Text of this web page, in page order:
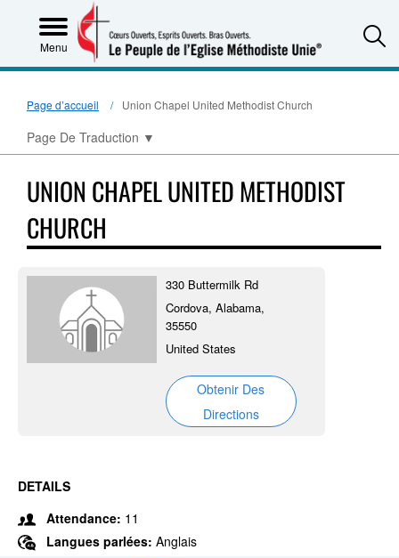
Menu
Page d’accueil Union Chapel United Methodist Church
Page De Traduction ▼
UNION CHAPEL UNITED METHODIST
CHURCH
330 Buttermilk Rd
Cordova, Alabama,
35550
United States
Obtenir Des
Directions
DETAILS
Attendance: 11
Langues parlées: Anglais